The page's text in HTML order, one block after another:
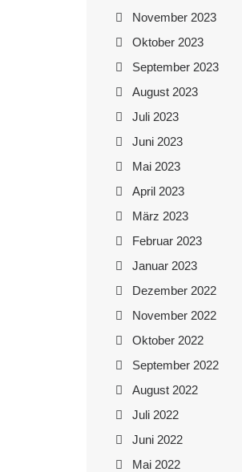
November 2023
Oktober 2023
September 2023
August 2023
Juli 2023
Juni 2023
Mai 2023
April 2023
März 2023
Februar 2023
Januar 2023
Dezember 2022
November 2022
Oktober 2022
September 2022
August 2022
Juli 2022
Juni 2022
Mai 2022